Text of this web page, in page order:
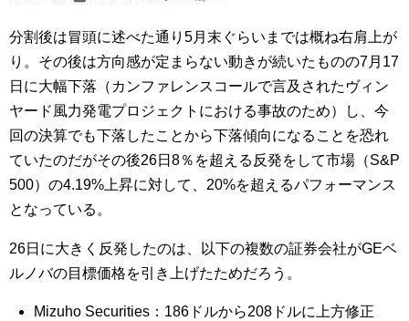
分割後は冒頭に述べた通り5月末ぐらいまでは概ね右肩上が
り。その後は方向感が定まらない動きが続いたものの7月17
日に大幅下落（カンファレンスコールで言及されたヴィン
ヤード風力発電プロジェクトにおける事故のため）し、今
回の決算でも下落したことから下落傾向になることを恐れ
ていたのだがその後26日8％を超える反発をして市場（S&P
500）の4.19%上昇に対して、20%を超えるパフォーマンス
となっている。
26日に大きく反発したのは、以下の複数の証券会社がGEベ
ルノバの目標価格を引き上げたためだろう。
Mizuho Securities：186ドルから208ドルに上方修正